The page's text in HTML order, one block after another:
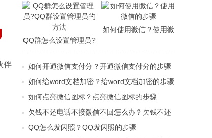
伴
QQ群怎么设置管理员?
法
如何使用微信？使用微
如何开通微信支付分？开通微信支付分的步骤
如何给word文档加密？给word文档加密的步骤
如何点亮微信图标？点亮微信图标的步骤
欠钱不还电话不接微信不回怎么办？欠钱不还
电话不接微信不回处理方法
QQ怎么发闪照？QQ发闪照的步骤